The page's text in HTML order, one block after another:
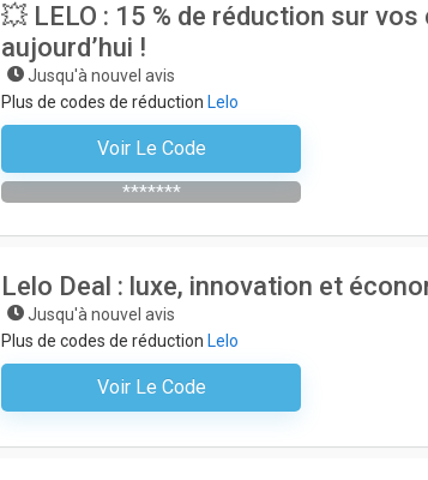
💥 LELO : 15 % de réduction sur
aujourd’hui !
Jusqu'à nouvel avis
Plus de codes de réduction Lelo
Voir Le Code
Abonnez-Vous À La Newsletter
*******
Lelo Deal : luxe, innovation et
Jusqu'à nouvel avis
Plus de codes de réduction Lelo
Voir Le Code
Aucun Code N'est Nécessaire